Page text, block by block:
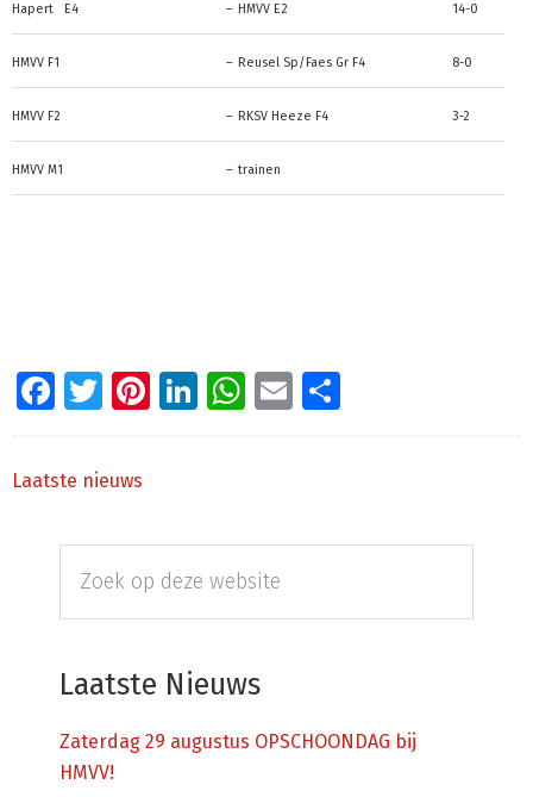
Hapert E4 – HMVV E2 14-0
HMVV F1 – Reusel Sp/Faes Gr F4 8-0
HMVV F2 – RKSV Heeze F4 3-2
HMVV M1 – trainen
Facebook
Twitter
Pinterest
LinkedIn
WhatsApp
Email
Laatste nieuws
Primaire
Sidebar
deze
Laatste Nieuws
Zaterdag 29 augustus OPSCHOONDAG bij
HMVV!